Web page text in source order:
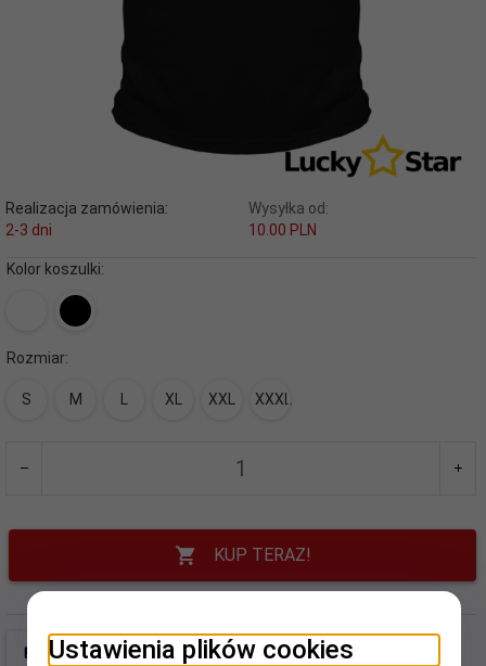
Realizacja zamówienia:
2-3 dni
Wysyłka od:
10.00 PLN
Kolor koszulki:
Rozmiar:
S M XL XXL XXXL
KUP TERAZ!
Ustawienia plików cookies